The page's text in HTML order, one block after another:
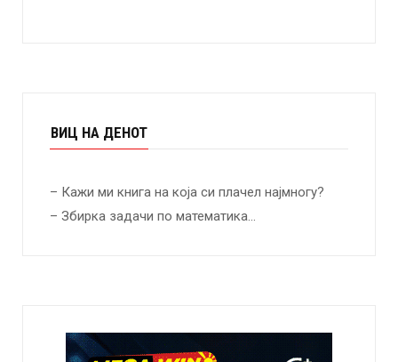
ВИЦ НА ДЕНОТ
– Кажи ми книга на која си плачел најмногу?
– Збирка задачи по математика…